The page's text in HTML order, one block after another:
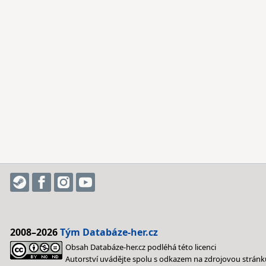
2008–2026Tým Databáze-her.cz
Obsah Databáze-her.cz podléhá této licenci
Autorství uvádějte spolu s odkazem na zdrojovou